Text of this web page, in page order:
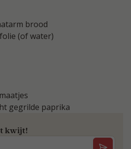
brood
(of water)
gegrilde paprika
kwijt!